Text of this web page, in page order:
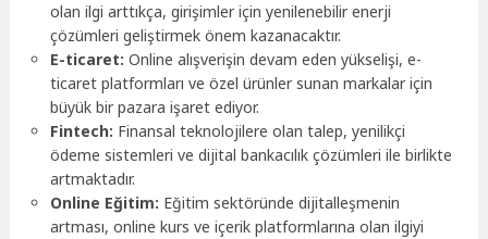
olan ilgi arttıkça, girişimler için yenilenebilir enerji
çözümleri geliştirmek önem kazanacaktır.
E-ticaret: Online alışverişin devam eden yükselişi, e-
ticaret platformları ve özel ürünler sunan markalar için
büyük bir pazara işaret ediyor.
Fintech: Finansal teknolojilere olan talep, yenilikçi
ödeme sistemleri ve dijital bankacılık çözümleri ile birlikte
artmaktadır.
Online Eğitim: Eğitim sektöründe dijitalleşmenin
artması, online kurs ve içerik platformlarına olan ilgiyi